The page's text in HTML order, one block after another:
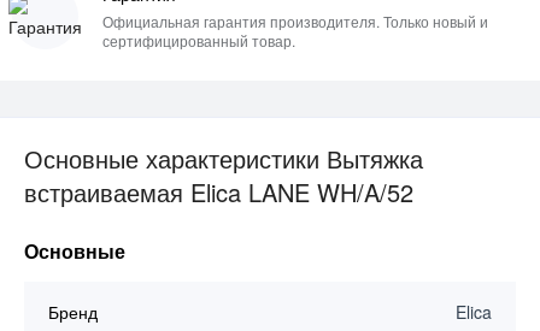
Официальная гарантия производителя. Только новый и
сертифицированный товар.
Основные характеристики Вытяжка
встраиваемая Elica LANE WH/A/52
Основные
Бренд Elica